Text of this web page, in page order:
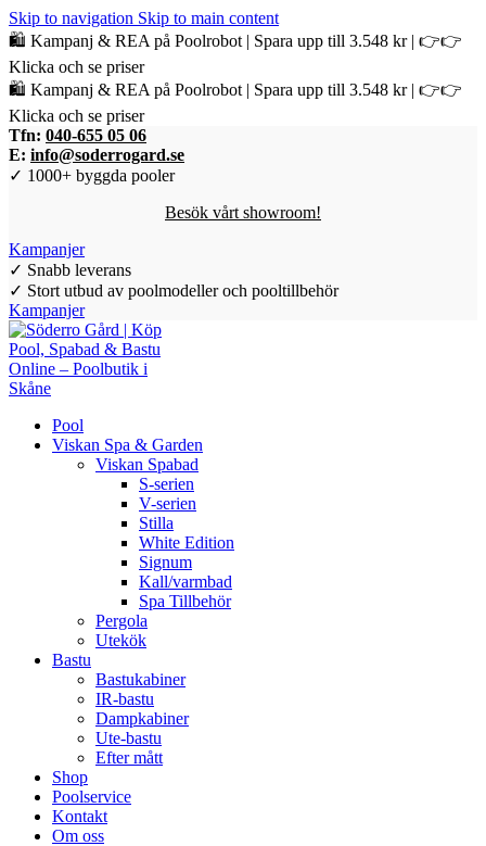
Skip to navigation Skip to main content
🛍️ Kampanj & REA på Poolrobot | Spara upp till 3.548 kr | 👉👉
Klicka och se priser
🛍️ Kampanj & REA på Poolrobot | Spara upp till 3.548 kr | 👉👉
Klicka och se priser
Tfn: 040-655 05 06
E: info@soderrogard.se
✓ 1000+ byggda pooler
Besök vårt showroom!
Kampanjer
✓ Snabb leverans
✓ Stort utbud av poolmodeller och pooltillbehör
Kampanjer
Pool
Viskan Spa & Garden
Viskan Spabad
S-serien
V-serien
Stilla
White Edition
Signum
Kall/varmbad
Spa Tillbehör
Pergola
Utekök
Bastu
Bastukabiner
IR-bastu
Dampkabiner
Ute-bastu
Efter mått
Shop
Poolservice
Kontakt
Om oss